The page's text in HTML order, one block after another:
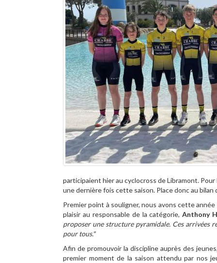
participaient hier au cyclocross de Libramont.
une dernière fois cette saison. Place donc au
Premier point à souligner, nous avons cette
plaisir au responsable de la catégorie,Anthony
proposer une structure pyramidale. Ces arrivées
pour tous."
Afin de promouvoir la discipline auprès des
premier moment de la saison attendu par nos